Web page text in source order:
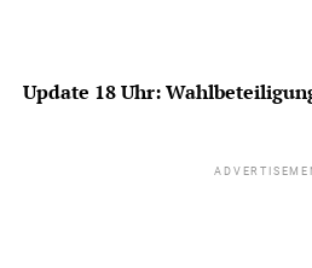
Update 18 Uhr: